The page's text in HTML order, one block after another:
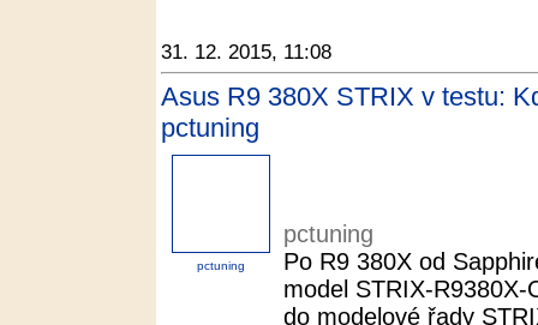
31. 12. 2015, 11:08
Asus R9 380X STRIX v testu:
pctuning
pctuning
pctuning
Po R9 380X od
model STRIX-
do modelové řady